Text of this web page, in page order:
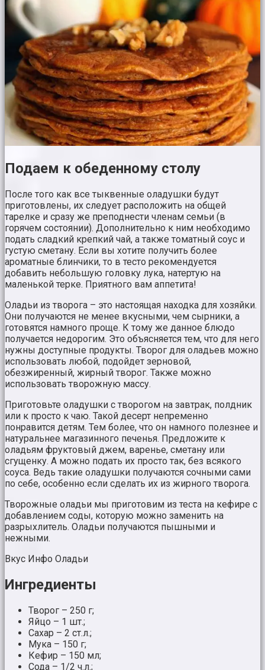
Подаем к обеденному столу
После того как все тыквенные оладушки будут
приготовлены, их следует расположить на общей
тарелке и сразу же преподнести членам семьи (в
горячем состоянии). Дополнительно к ним необходимо
подать сладкий крепкий чай, а также томатный соус и
густую сметану. Если вы хотите получить более
ароматные блинчики, то в тесто рекомендуется
добавить небольшую головку лука, натертую на
маленькой терке. Приятного вам аппетита!
Оладьи из творога – это настоящая находка для хозяйки.
Они получаются не менее вкусными, чем сырники, а
готовятся намного проще. К тому же данное блюдо
получается недорогим. Это объясняется тем, что для него
нужны доступные продукты. Творог для оладьев можно
использовать любой, подойдет зерновой,
обезжиренный, жирный творог. Также можно
использовать творожную массу.
Приготовьте оладушки с творогом на завтрак, полдник
или к просто к чаю. Такой десерт непременно
понравится детям. Тем более, что он намного полезнее и
натуральнее магазинного печенья. Предложите к
оладьям фруктовый джем, варенье, сметану или
сгущенку. А можно подать их просто так, без всякого
соуса. Ведь такие оладушки получаются сочными сами
по себе, особенно если сделать их из жирного творога.
Творожные оладьи мы приготовим из теста на кефире с
добавлением соды, которую можно заменить на
разрыхлитель. Оладьи получаются пышными и
нежными.
Вкус Инфо Оладьи
Ингредиенты
Творог – 250 г;
Яйцо – 1 шт.;
Сахар – 2 ст.л.;
Мука – 150 г;
Кефир – 150 мл;
Сода – 1/2 ч.л.;